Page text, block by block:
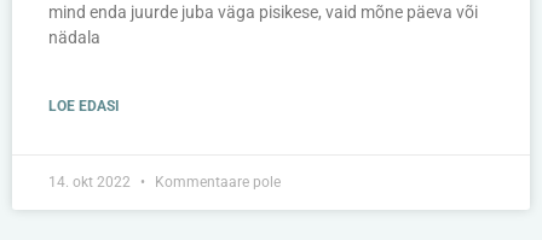
mind enda juurde juba väga pisikese, vaid mõne päeva või
nädala
LOE EDASI
14. okt 2022 Kommentaare pole